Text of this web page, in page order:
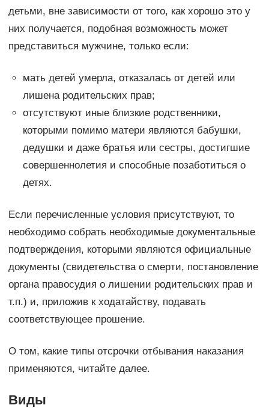
детьми, вне зависимости от того, как хорошо это у
них получается, подобная возможность может
представиться мужчине, только если:
мать детей умерла, отказалась от детей или
лишена родительских прав;
отсутствуют иные близкие родственники,
которыми помимо матери являются бабушки,
дедушки и даже братья или сестры, достигшие
совершеннолетия и способные позаботиться о
детях.
Если перечисленные условия присутствуют, то
необходимо собрать необходимые документальные
подтверждения, которыми являются официальные
документы (свидетельства о смерти, постановление
органа правосудия о лишении родительских прав и
т.п.) и, приложив к ходатайству, подавать
соответствующее прошение.
О том, какие типы отсрочки отбывания наказания
применяются, читайте далее.
Виды